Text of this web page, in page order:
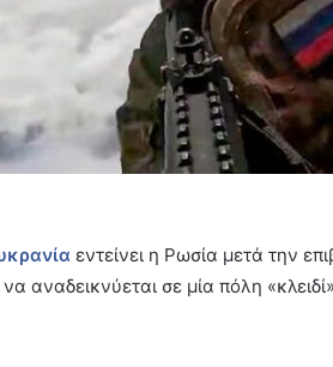
εντείνει η Ρωσία μετά την
αναδεικνύεται σε μία πόλη